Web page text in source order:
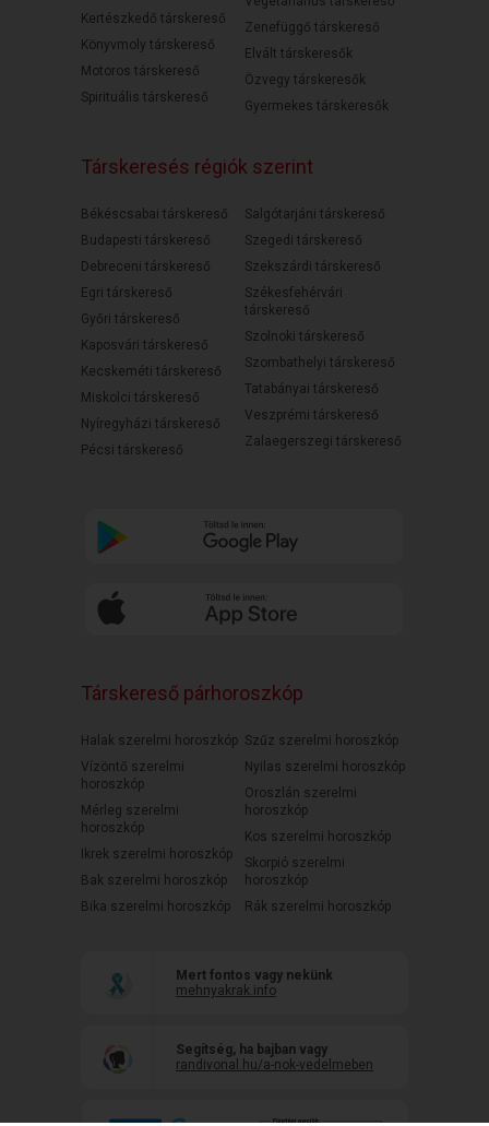
Kertészkedő társkereső
Könyvmoly társkereső
Motoros társkereső
Spirituális társkereső
Zenefüggő társkereső
Elvált társkeresők
Özvegy társkeresők
Gyermekes társkeresők
Társkeresés régiók szerint
Békéscsabai társkereső
Budapesti társkereső
Debreceni társkereső
Egri társkereső
Győri társkereső
Kaposvári társkereső
Kecskeméti társkereső
Miskolci társkereső
Nyíregyházi társkereső
Pécsi társkereső
Salgótarjáni társkereső
Szegedi társkereső
Szekszárdi társkereső
Székesfehérvári
társkereső
Szolnoki társkereső
Szombathelyi társkereső
Tatabányai társkereső
Veszprémi társkereső
Zalaegerszegi társkereső
Társkereső párhoroszkóp
Halak szerelmi horoszkóp
Vízöntő szerelmi
horoszkóp
Mérleg szerelmi
horoszkóp
Ikrek szerelmi horoszkóp
Bak szerelmi horoszkóp
Bika szerelmi horoszkóp
Szűz szerelmi horoszkóp
Nyilas szerelmi horoszkóp
Oroszlán szerelmi
horoszkóp
Kos szerelmi horoszkóp
Skorpió szerelmi
horoszkóp
Rák szerelmi horoszkóp
Mert fontos vagy nekünk
mehnyakrak.info
Segítség, ha bajban vagy
randivonal.hu/a-nok-vedelmeben